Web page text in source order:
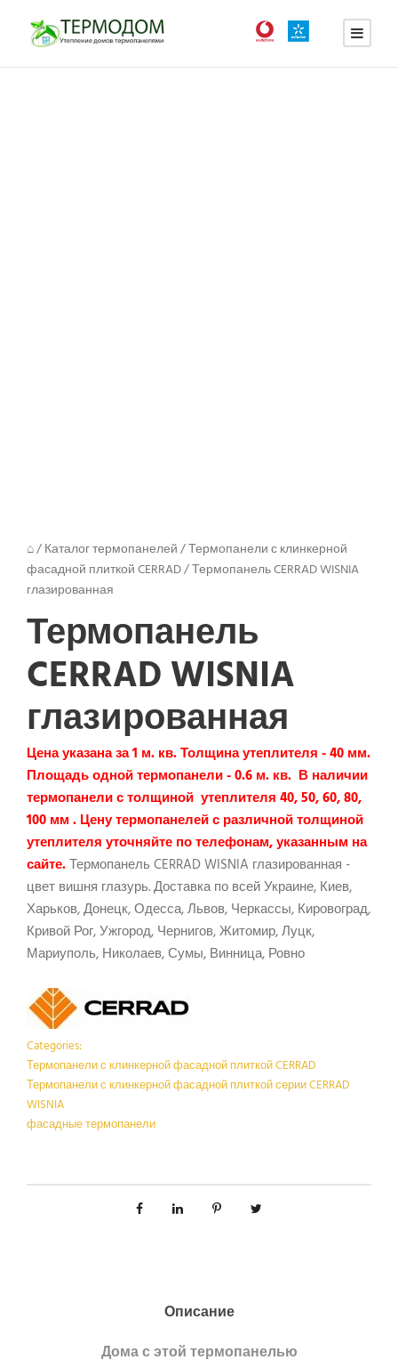
⌂/Каталог термопанелей/Термопанели с клинкерной
фасадной плиткой CERRAD/Термопанель CERRAD WISNIA
глазированная
Термопанель
CERRAD WISNIA
глазированная
Цена указана за 1 м. кв. Толщина утеплителя - 40 мм.
Площадь одной термопанели - 0.6 м. кв. В наличии
термопанели с толщиной утеплителя 40, 50, 60, 80,
100 мм . Цену термопанелей с различной толщиной
утеплителя уточняйте по телефонам, указанным на
сайте.Термопанель CERRAD WISNIA глазированная -
цвет вишня глазурь. Доставка по всей Украине, Киев,
Харьков, Донецк, Одесса, Львов, Черкассы, Кировоград,
Кривой Рог, Ужгород, Чернигов, Житомир, Луцк,
Мариуполь, Николаев, Сумы, Винница, Ровно
Categories:
Термопанели с клинкерной фасадной плиткой CERRAD
Термопанели с клинкерной фасадной плиткой серии CERRAD
WISNIA
фасадные термопанели
Описание
Дома с этой термопанелью